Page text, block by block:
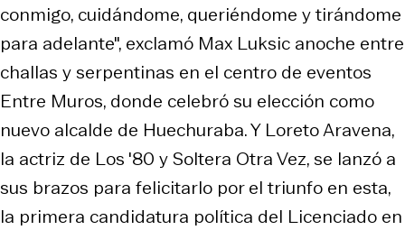
conmigo, cuidándome, queriéndome y tirándome
para adelante", exclamó Max Luksic anoche entre
challas y serpentinas en el centro de eventos
Entre Muros, donde celebró su elección como
nuevo alcalde de Huechuraba. Y Loreto Aravena,
la actriz de Los '80 y Soltera Otra Vez, se lanzó a
sus brazos para felicitarlo por el triunfo en esta,
la primera candidatura política del Licenciado en